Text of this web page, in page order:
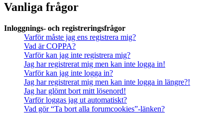
Vanliga frågor
Inloggnings- och registreringsfrågor
Varför måste jag ens registrera mig?
Vad är COPPA?
Varför kan jag inte registrera mig?
Jag har registrerat mig men kan inte logga in!
Varför kan jag inte logga in?
Jag har registrerat mig men kan inte logga in längre?!
Jag har glömt bort mitt lösenord!
Varför loggas jag ut automatiskt?
Vad gör “Ta bort alla forumcookies”-länken?